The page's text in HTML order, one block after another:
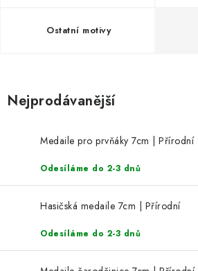
Hodnocení obchodu
Obchodní podmínky
Podmínky ochrany osobních údajů
Moje objednávka
Ostatní motivy
Nejprodávanější
Medaile pro prvňáky 7cm | Přírodní
Odesíláme do 2-3 dnů
Hasičská medaile 7cm | Přírodní
Odesíláme do 2-3 dnů